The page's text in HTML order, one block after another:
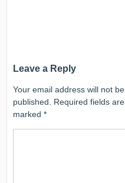
Leave a Reply
Your email address will not be
published. Required fields are
marked*